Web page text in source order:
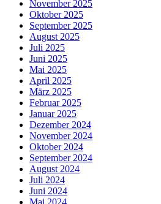
November 2025
Oktober 2025
September 2025
August 2025
Juli 2025
Juni 2025
Mai 2025
April 2025
März 2025
Februar 2025
Januar 2025
Dezember 2024
November 2024
Oktober 2024
September 2024
August 2024
Juli 2024
Juni 2024